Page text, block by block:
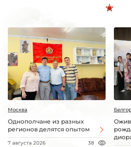
Москва
Однополчане из разных
регионов делятся опытом
7 августа 2026 38